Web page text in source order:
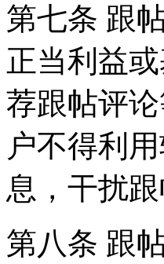
第七条 跟
正当利益
荐跟帖评
户不得利
息，干扰
第八条 跟